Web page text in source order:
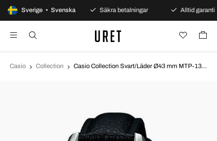
Sverige • Svenska
100 dagars öppet köp Säkra betalningar Alltid garanti
Casio Collection Casio Collection Svart/Läder Ø43 mm MTP-1372L-1BVEF